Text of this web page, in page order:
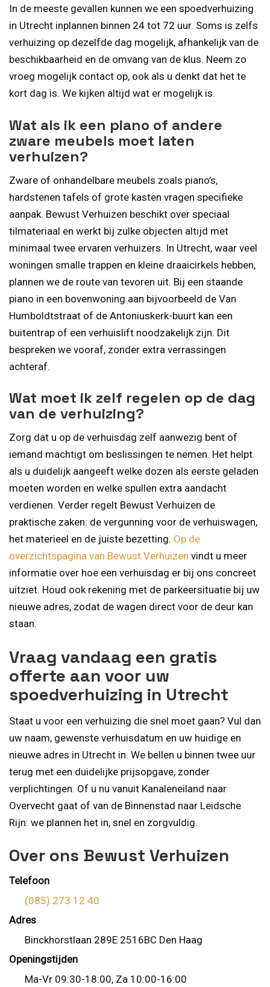
In de meeste gevallen kunnen we een spoedverhuizing
in Utrecht inplannen binnen 24 tot 72 uur. Soms is zelfs
verhuizing op dezelfde dag mogelijk, afhankelijk van de
beschikbaarheid en de omvang van de klus. Neem zo
vroeg mogelijk contact op, ook als u denkt dat het te
kort dag is. We kijken altijd wat er mogelijk is.
Wat als ik een piano of andere
zware meubels moet laten
verhuizen?
Zware of onhandelbare meubels zoals piano’s,
hardstenen tafels of grote kasten vragen specifieke
aanpak. Bewust Verhuizen beschikt over speciaal
tilmateriaal en werkt bij zulke objecten altijd met
minimaal twee ervaren verhuizers. In Utrecht, waar veel
woningen smalle trappen en kleine draaicirkels hebben,
plannen we de route van tevoren uit. Bij een staande
piano in een bovenwoning aan bijvoorbeeld de Van
Humboldtstraat of de Antoniuskerk-buurt kan een
buitentrap of een verhuislift noodzakelijk zijn. Dit
bespreken we vooraf, zonder extra verrassingen
achteraf.
Wat moet ik zelf regelen op de dag
van de verhuizing?
Zorg dat u op de verhuisdag zelf aanwezig bent of
iemand machtigt om beslissingen te nemen. Het helpt
als u duidelijk aangeeft welke dozen als eerste geladen
moeten worden en welke spullen extra aandacht
verdienen. Verder regelt Bewust Verhuizen de
praktische zaken: de vergunning voor de verhuiswagen,
het materieel en de juiste bezetting. Op de
overzichtspagina van Bewust Verhuizen vindt u meer
informatie over hoe een verhuisdag er bij ons concreet
uitziet. Houd ook rekening met de parkeersituatie bij uw
nieuwe adres, zodat de wagen direct voor de deur kan
staan.
Vraag vandaag een gratis
offerte aan voor uw
spoedverhuizing in Utrecht
Staat u voor een verhuizing die snel moet gaan? Vul dan
uw naam, gewenste verhuisdatum en uw huidige en
nieuwe adres in Utrecht in. We bellen u binnen twee uur
terug met een duidelijke prijsopgave, zonder
verplichtingen. Of u nu vanuit Kanaleneiland naar
Overvecht gaat of van de Binnenstad naar Leidsche
Rijn: we plannen het in, snel en zorgvuldig.
Over ons Bewust Verhuizen
Telefoon
(085) 273 12 40
Adres
Binckhorstlaan 289E 2516BC Den Haag
Openingstijden
Ma-Vr 09:30-18:00, Za 10:00-16:00